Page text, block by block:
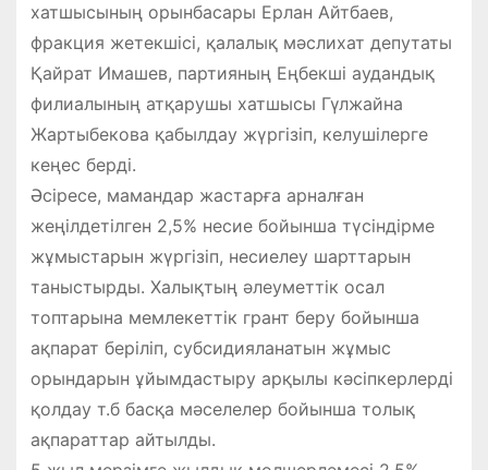
хатшысының орынбасары Ерлан Айтбаев,
фракция жетекшісі, қалалық мәслихат депутаты
Қайрат Имашев, партияның Еңбекші аудандық
филиалының атқарушы хатшысы Гүлжайна
Жартыбекова қабылдау жүргізіп, келушілерге
кеңес берді.
Әсіресе, мамандар жастарға арналған
жеңілдетілген 2,5% несие бойынша түсіндірме
жұмыстарын жүргізіп, несиелеу шарттарын
таныстырды. Халықтың әлеуметтік осал
топтарына мемлекеттік грант беру бойынша
ақпарат беріліп, субсидияланатын жұмыс
орындарын ұйымдастыру арқылы кәсіпкерлерді
қолдау т.б басқа мәселелер бойынша толық
ақпараттар айтылды.